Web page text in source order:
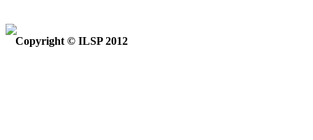
Copyright © ILSP 2012